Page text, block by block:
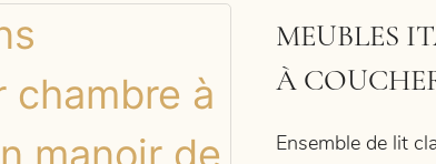
MEUBLES
À
Ensemble de lit